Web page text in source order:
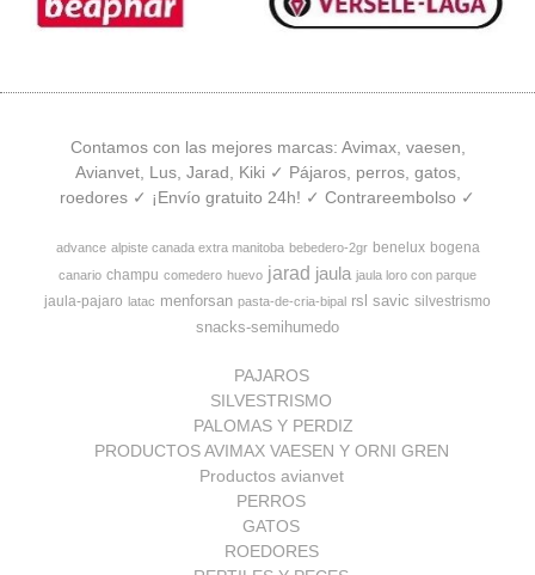
Contamos con las mejores marcas: Avimax, vaesen,
Avianvet, Lus, Jarad, Kiki ✓ Pájaros, perros, gatos,
roedores ✓ ¡Envío gratuito 24h! ✓ Contrareembolso ✓
advance alpiste canada extra manitoba bebedero-2gr benelux bogena
canario champu comedero huevo jarad jaula jaula loro con parque
jaula-pajaro latac menforsan pasta-de-cria-bipal rsl savic silvestrismo
snacks-semihumedo
PAJAROS
SILVESTRISMO
PALOMAS Y PERDIZ
PRODUCTOS AVIMAX VAESEN Y ORNI GREN
Productos avianvet
PERROS
GATOS
ROEDORES